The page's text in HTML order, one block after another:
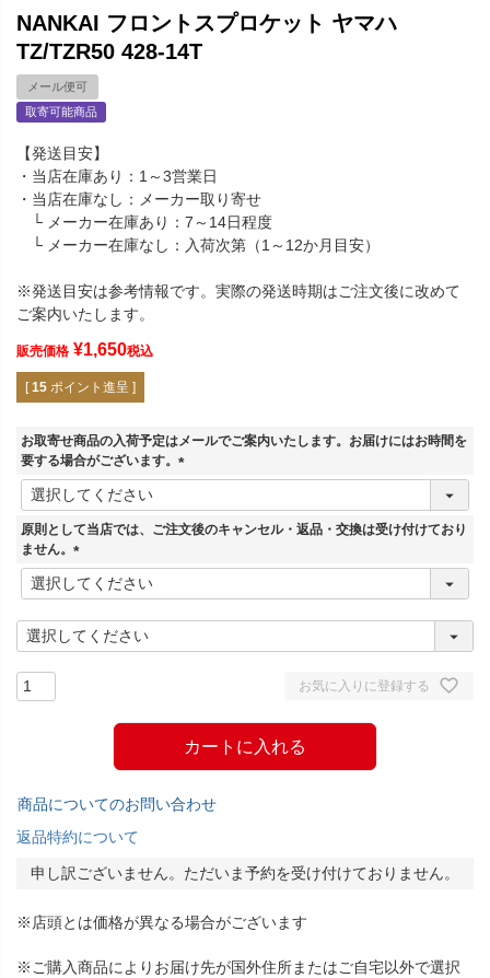
NANKAI フロントスプロケット ヤマハ
TZ/TZR50 428-14T
メール便可
取寄可能商品
【発送目安】
・当店在庫あり：1～3営業日
・当店在庫なし：メーカー取り寄せ
└ メーカー在庫あり：7～14日程度
└ メーカー在庫なし：入荷次第（1～12か月目安）
※発送目安は参考情報です。実際の発送時期はご注文後に改めて
ご案内いたします。
販売価格 ¥1,650税込
[ 15 ポイント進呈 ]
お取寄せ商品の入荷予定はメールでご案内いたします。お届けにはお時間を
要する場合がございます。
(
須
原則として当店では、ご注文後のキャンセル・返品・交換は受け付けており
ません。
(
必
)
お気に入りに登録する
カートに入れる
商品についてのお問い合わせ
返品特約について
申し訳ございません。ただいま予約を受け付けておりません。
※店頭とは価格が異なる場合がございます
※ご購入商品によりお届け先が国外住所またはご自宅以外で選択